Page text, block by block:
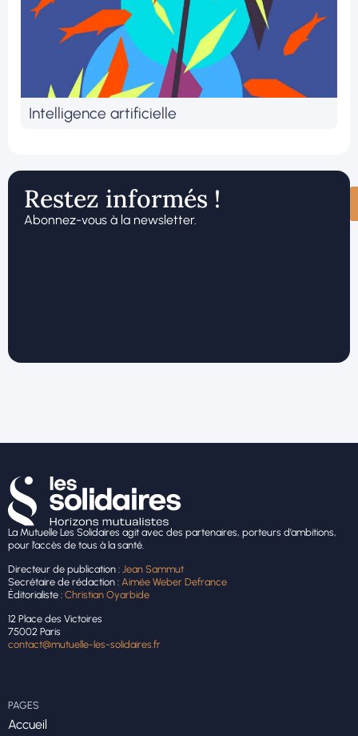
Intelligence artificielle
Restez informés !
Abonnez-vous à la newsletter.
La Mutuelle Les Solidaires agit avec des partenaires, porteurs d’ambitions,
pour l’accès de tous à la santé.
Directeur de publication : Jean Sammut
Secrétaire de rédaction : Aimée Weber Defrance
Éditorialiste : Christian Oyarbide
12 Place des Victoires
75002 Paris
contact@mutuelle-les-solidaires.fr
PAGES
Accueil